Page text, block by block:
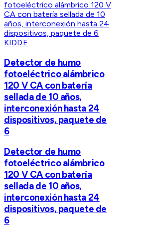
KIDDE
Detector de humo
fotoeléctrico alámbrico
120 V CA con batería
sellada de 10 años,
interconexión hasta 24
dispositivos, paquete de
6
Detector de humo
fotoeléctrico alámbrico
120 V CA con batería
sellada de 10 años,
interconexión hasta 24
dispositivos, paquete de
6